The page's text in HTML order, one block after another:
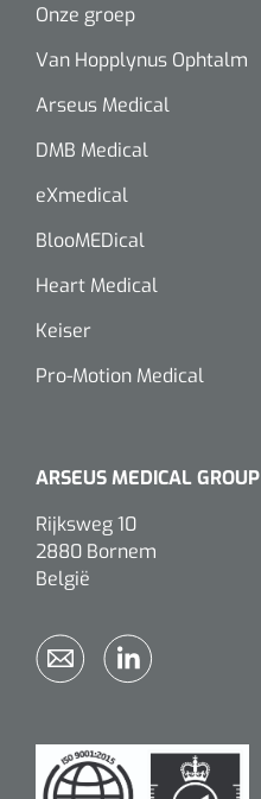
Onze groep
Van Hopplynus Ophtalm
Arseus Medical
DMB Medical
eXmedical
BlooMEDical
Heart Medical
Keiser
Pro-Motion Medical
ARSEUS MEDICAL GROUP
Rijksweg 10
2880 Bornem
België